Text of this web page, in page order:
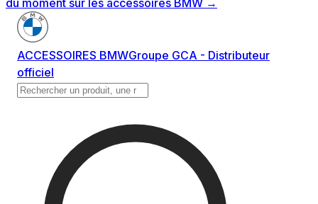
du moment sur les accessoires BMW →
ACCESSOIRES BMWGroupe GCA - Distributeur
officiel